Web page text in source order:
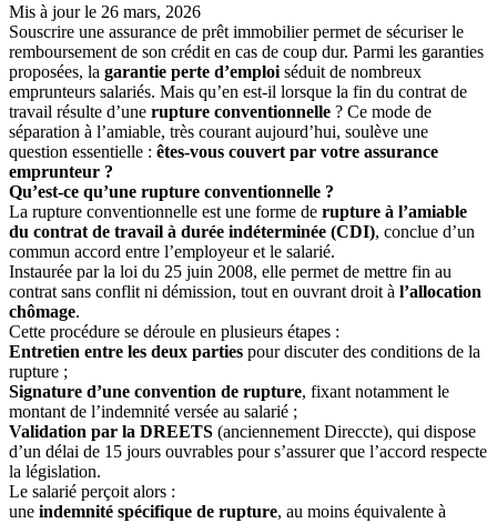
Mis à jour le 26 mars, 2026
Souscrire une assurance de prêt immobilier permet de sécuriser le
remboursement de son crédit en cas de coup dur. Parmi les garanties
proposées, la garantie perte d’emploi séduit de nombreux
emprunteurs salariés. Mais qu’en est-il lorsque la fin du contrat de
travail résulte d’une rupture conventionnelle ? Ce mode de
séparation à l’amiable, très courant aujourd’hui, soulève une
question essentielle : êtes-vous couvert par votre assurance
emprunteur ?
Qu’est-ce qu’une rupture conventionnelle ?
La rupture conventionnelle est une forme de rupture à l’amiable
du contrat de travail à durée indéterminée (CDI), conclue d’un
commun accord entre l’employeur et le salarié.
Instaurée par la loi du 25 juin 2008, elle permet de mettre fin au
contrat sans conflit ni démission, tout en ouvrant droit à l’allocation
chômage.
Cette procédure se déroule en plusieurs étapes :
Entretien entre les deux parties pour discuter des conditions de la
rupture ;
Signature d’une convention de rupture, fixant notamment le
montant de l’indemnité versée au salarié ;
Validation par la DREETS (anciennement Direccte), qui dispose
d’un délai de 15 jours ouvrables pour s’assurer que l’accord respecte
la législation.
Le salarié perçoit alors :
une indemnité spécifique de rupture, au moins équivalente à